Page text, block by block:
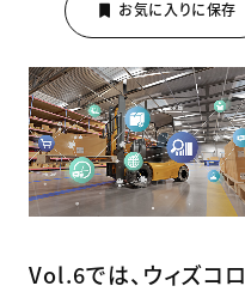
Vol.6では、ウィズコロ